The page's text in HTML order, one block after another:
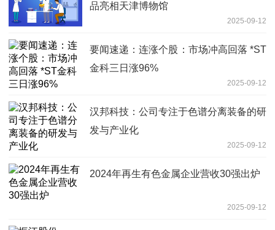
品亮相天津博物馆
2025-09-12
要闻速递：连涨个股：市场冲高回落 *ST
金科三日涨96%
2025-09-12
汉邦科技：公司专注于色谱分离装备的研
发与产业化
2025-09-12
2024年再生有色金属企业营收30强出炉
2025-09-12